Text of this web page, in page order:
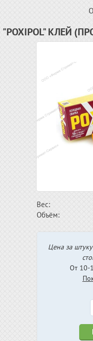
"POXIPOL" КЛЕЙ
Вес:
Объём:
Цена за
От 10-